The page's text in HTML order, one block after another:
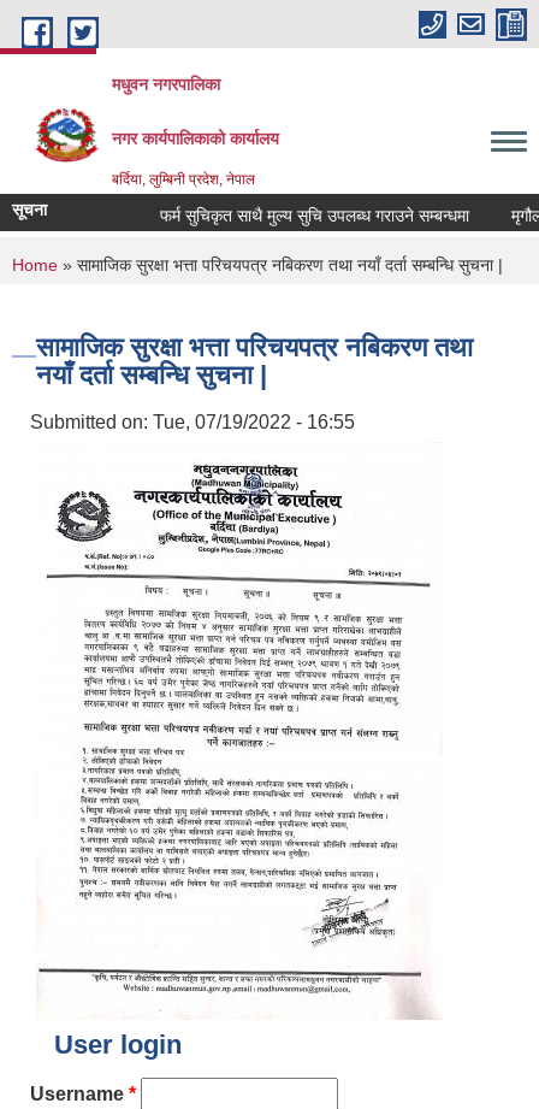
Skip to main content
मधुवन नगरपालिका
नगर कार्यपालिकाको कार्यालय
बर्दिया, लुम्बिनी प्रदेश, नेपाल
सूचना फर्म सुचिकृत साथै मुल्य सुचि उपलब्ध गराउने सम्बन्धमा
You are here
Home » सामाजिक सुरक्षा भत्ता परिचयपत्र नबिकरण तथा नयाँ दर्ता सम्बन्धि सुचना |
सामाजिक सुरक्षा भत्ता परिचयपत्र नबिकरण तथा
नयाँ दर्ता सम्बन्धि सुचना |
Submitted on: Tue, 07/19/2022 - 16:55
User login
Username *